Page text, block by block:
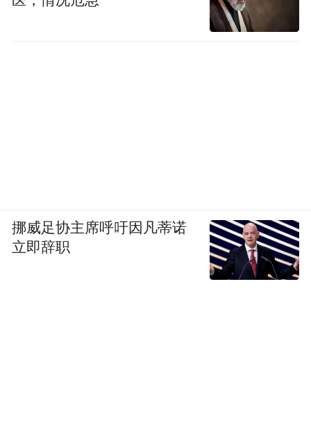
挪威足协主席呼吁因凡蒂诺
立即辞职